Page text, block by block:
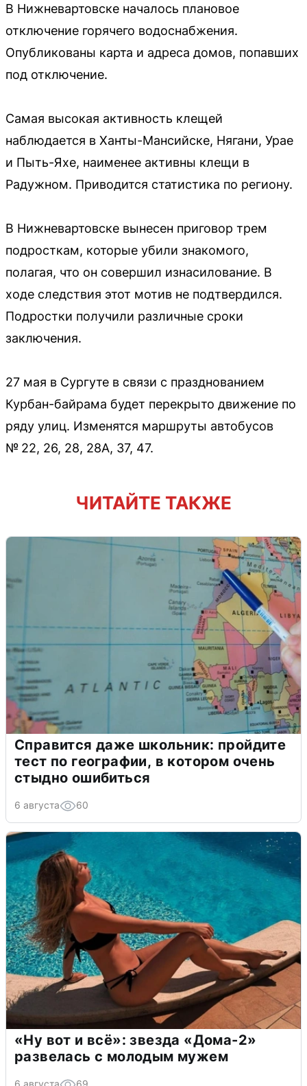
В Нижневартовске началось плановое
отключение горячего водоснабжения.
Опубликованы карта и адреса домов, попавших
под отключение.
Самая высокая активность клещей
наблюдается в Ханты-Мансийске, Нягани, Урае
и Пыть-Яхе, наименее активны клещи в
Радужном. Приводится статистика по региону.
В Нижневартовске вынесен приговор трем
подросткам, которые убили знакомого,
полагая, что он совершил изнасилование. В
ходе следствия этот мотив не подтвердился.
Подростки получили различные сроки
заключения.
27 мая в Сургуте в связи с празднованием
Курбан-байрама будет перекрыто движение по
ряду улиц. Изменятся маршруты автобусов
№ 22, 26, 28, 28А, 37, 47.
ЧИТАЙТЕ ТАКЖЕ
Справится даже школьник: пройдите
тест по географии, в котором очень
стыдно ошибиться
6 августа 60
«Ну вот и всё»: звезда «Дома-2»
развелась с молодым мужем
6 августа 69